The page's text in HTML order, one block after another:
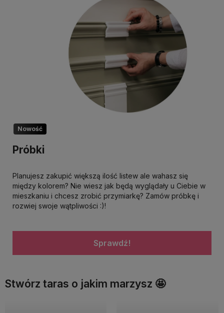
Nowość
Próbki
Planujesz zakupić większą ilość listew ale wahasz się
między kolorem? Nie wiesz jak będą wyglądały u Ciebie w
mieszkaniu i chcesz zrobić przymiarkę? Zamów próbkę i
rozwiej swoje wątpliwości :)!
Sprawdź!
Stwórz taras o jakim marzysz 🤩